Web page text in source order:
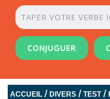
CONJUGUER
ACCUEIL /DIVERS /TEST/